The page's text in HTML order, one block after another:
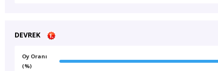
DEVREK
Oy Oranı
(%)